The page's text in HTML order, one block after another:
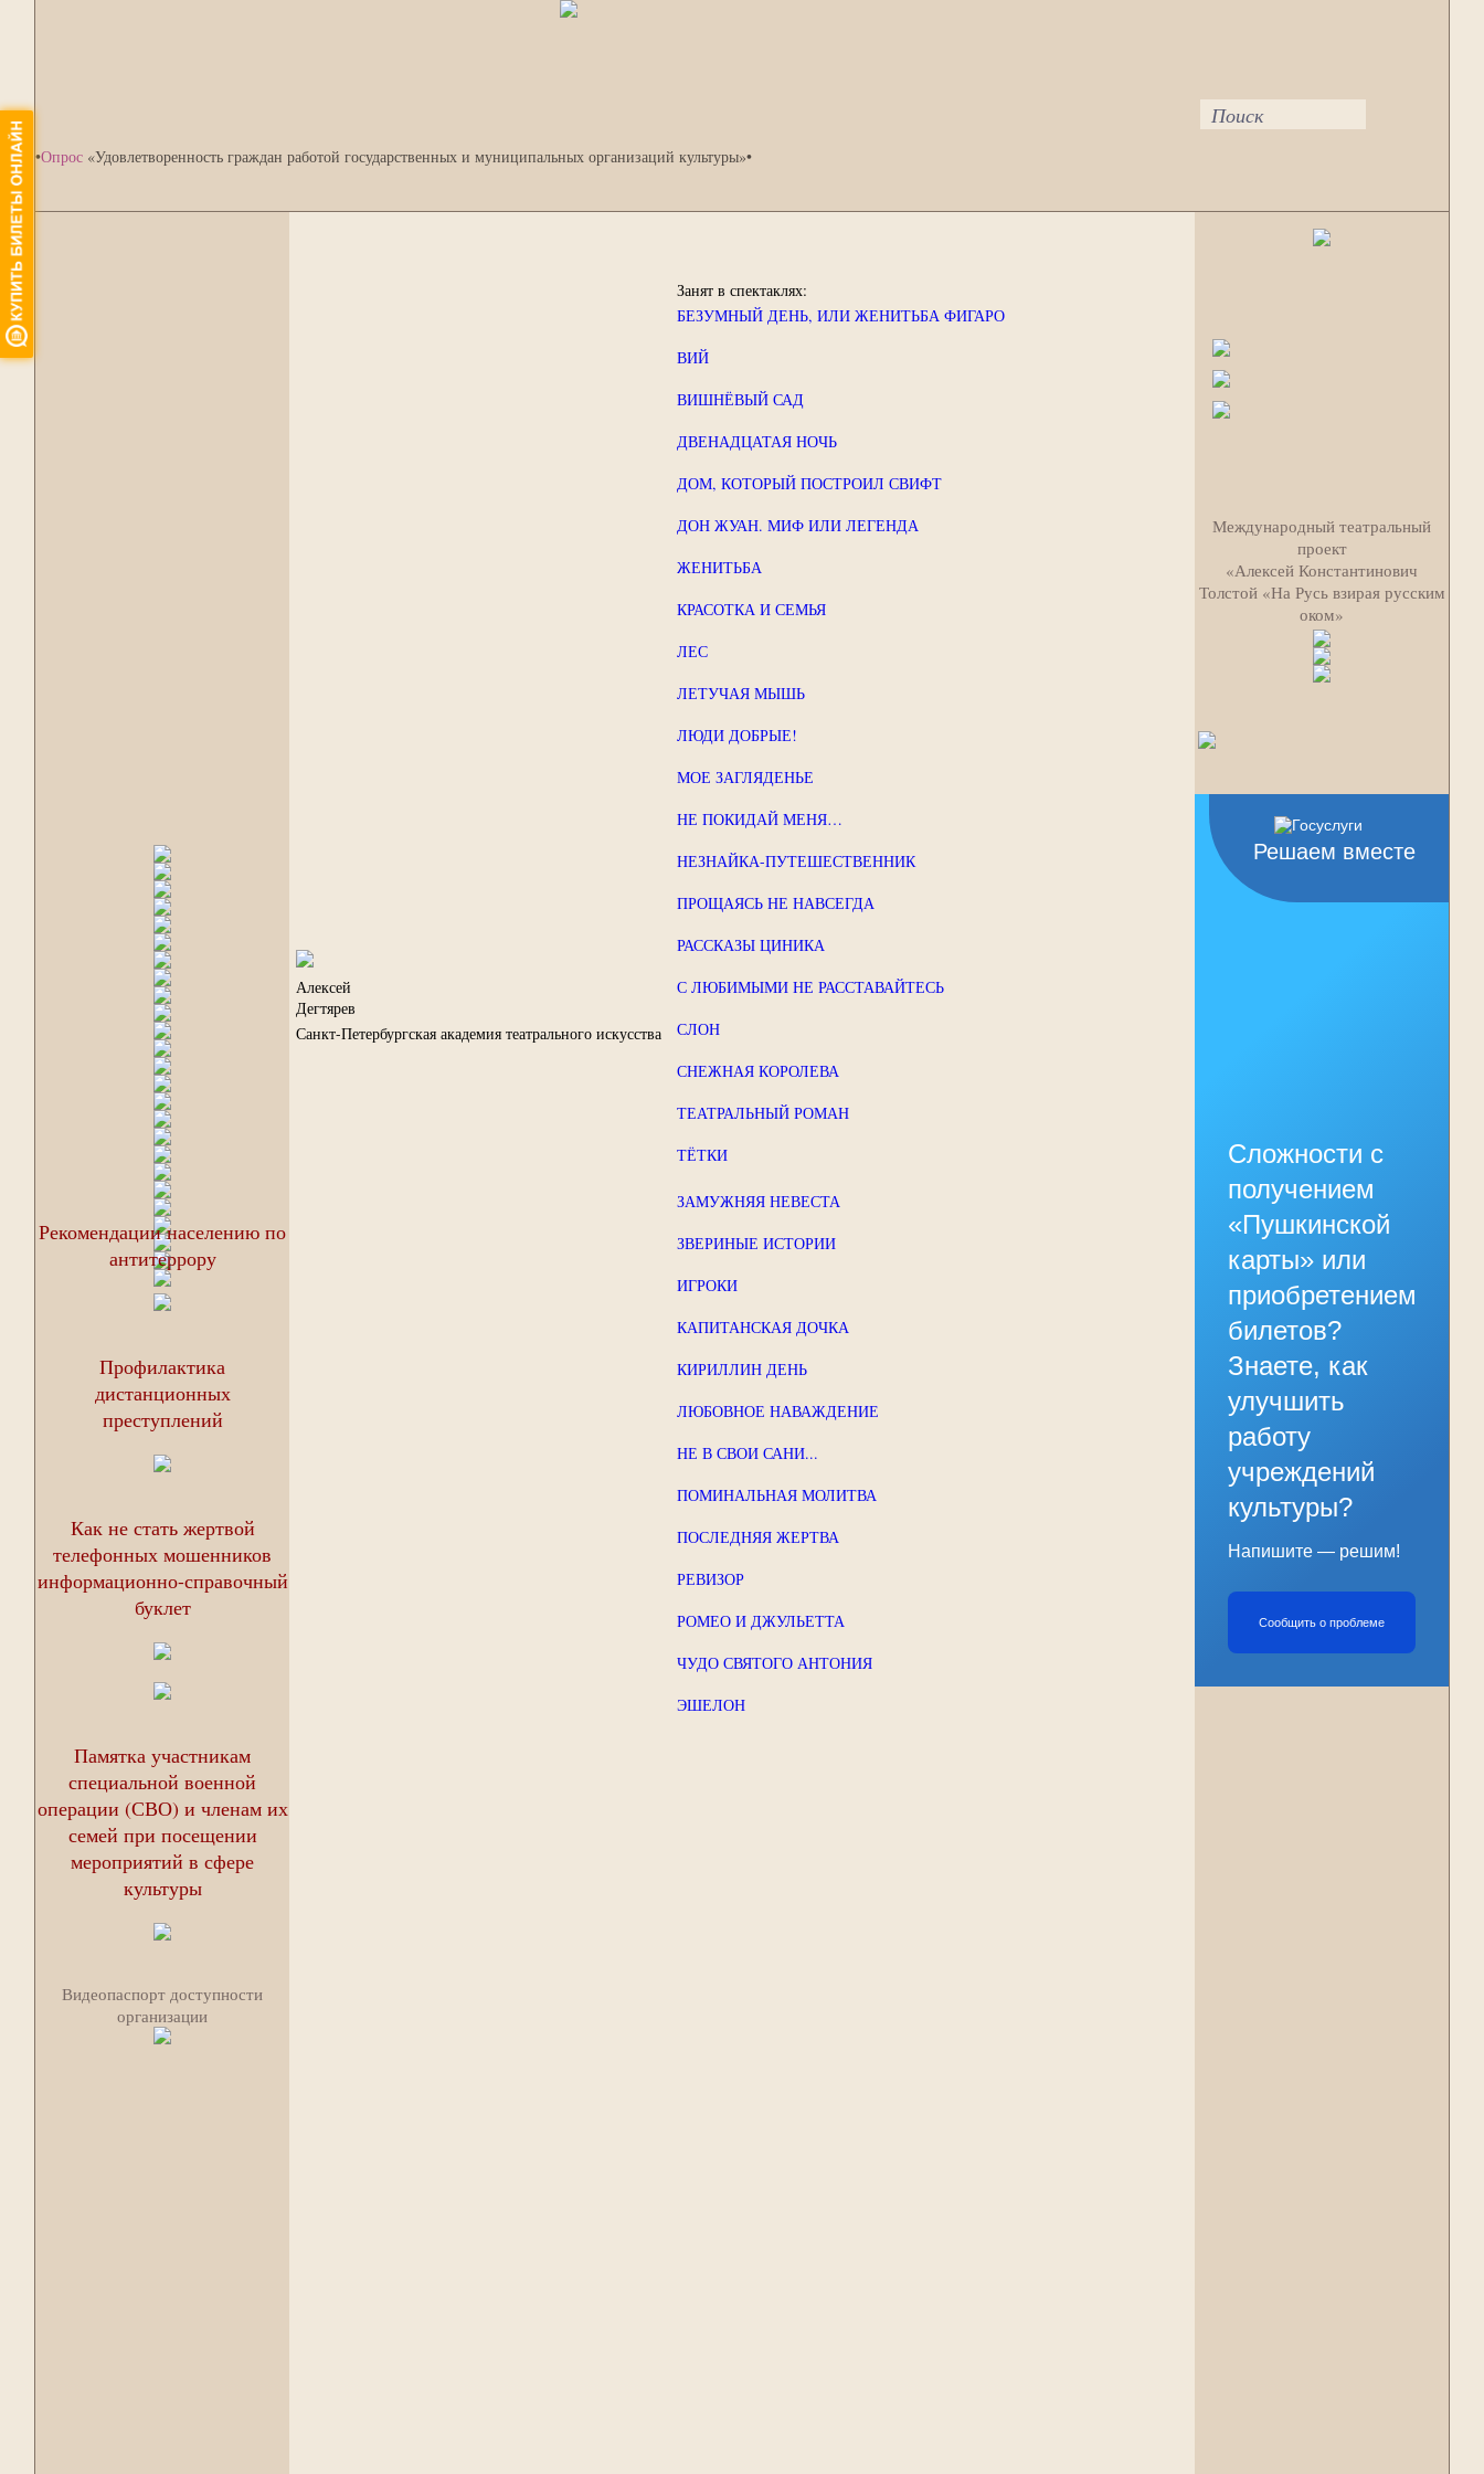
Поиск
•Опрос «Удовлетворенность граждан работой государственных и муниципальных организаций культуры»•
Рекомендации населению по
антитеррору
Профилактика
дистанционных
преступлений
Как не стать жертвой
телефонных мошенников
информационно-справочный
буклет
Памятка участникам
специальной военной
операции (СВО) и членам их
семей при посещении
мероприятий в сфере
культуры
Видеопаспорт доступности
организации
Алексей
Дегтярев
Санкт-Петербургская академия театрального искусства
Занят в спектаклях:
БЕЗУМНЫЙ ДЕНЬ, ИЛИ ЖЕНИТЬБА ФИГАРО
ВИЙ
ВИШНЁВЫЙ САД
ДВЕНАДЦАТАЯ НОЧЬ
ДОМ, КОТОРЫЙ ПОСТРОИЛ СВИФТ
ДОН ЖУАН. МИФ ИЛИ ЛЕГЕНДА
ЖЕНИТЬБА
КРАСОТКА И СЕМЬЯ
ЛЕС
ЛЕТУЧАЯ МЫШЬ
ЛЮДИ ДОБРЫЕ!
МОЕ ЗАГЛЯДЕНЬЕ
НЕ ПОКИДАЙ МЕНЯ…
НЕЗНАЙКА-ПУТЕШЕСТВЕННИК
ПРОЩАЯСЬ НЕ НАВСЕГДА
РАССКАЗЫ ЦИНИКА
С ЛЮБИМЫМИ НЕ РАССТАВАЙТЕСЬ
СЛОН
СНЕЖНАЯ КОРОЛЕВА
ТЕАТРАЛЬНЫЙ РОМАН
ТЁТКИ
ЗАМУЖНЯЯ НЕВЕСТА
ЗВЕРИНЫЕ ИСТОРИИ
ИГРОКИ
КАПИТАНСКАЯ ДОЧКА
КИРИЛЛИН ДЕНЬ
ЛЮБОВНОЕ НАВАЖДЕНИЕ
НЕ В СВОИ САНИ...
ПОМИНАЛЬНАЯ МОЛИТВА
ПОСЛЕДНЯЯ ЖЕРТВА
РЕВИЗОР
РОМЕО И ДЖУЛЬЕТТА
ЧУДО СВЯТОГО АНТОНИЯ
ЭШЕЛОН
Международный театральный
проект
«Алексей Константинович
Толстой «На Русь взирая русским
оком»
Решаем вместе
Сложности с
получением
«Пушкинской
карты» или
приобретением
билетов?
Знаете, как
улучшить
работу
учреждений
культуры?
Напишите — решим!
Сообщить о проблеме